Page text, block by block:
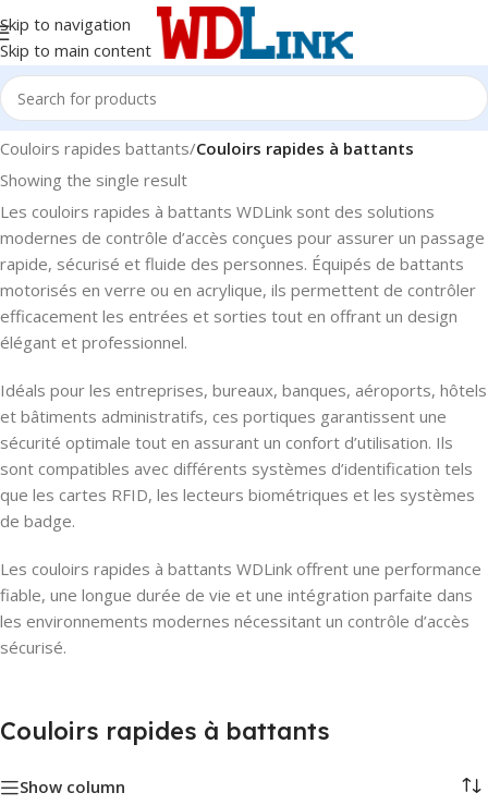
Skip to navigation
Skip to main content
Home/Accès & Présence/Contrôle D’entrèe/
Couloirs rapides battants/Couloirs rapides à battants
Showing the single result
Les couloirs rapides à battants WDLink sont des solutions
modernes de contrôle d’accès conçues pour assurer un passage
rapide, sécurisé et fluide des personnes. Équipés de battants
motorisés en verre ou en acrylique, ils permettent de contrôler
efficacement les entrées et sorties tout en offrant un design
élégant et professionnel.
Idéals pour les entreprises, bureaux, banques, aéroports, hôtels
et bâtiments administratifs, ces portiques garantissent une
sécurité optimale tout en assurant un confort d’utilisation. Ils
sont compatibles avec différents systèmes d’identification tels
que les cartes RFID, les lecteurs biométriques et les systèmes
de badge.
Les couloirs rapides à battants WDLink offrent une performance
fiable, une longue durée de vie et une intégration parfaite dans
les environnements modernes nécessitant un contrôle d’accès
sécurisé.
Couloirs rapides à battants
Show column